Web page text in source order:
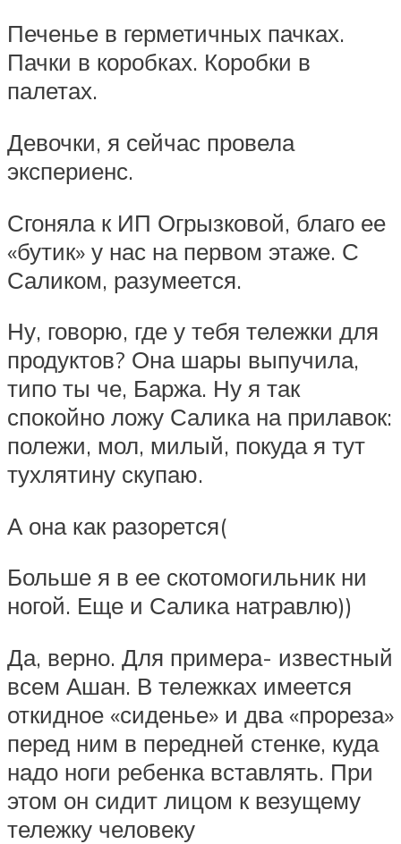
Печенье в герметичных пачках.
Пачки в коробках. Коробки в
палетах.
Девочки, я сейчас провела
экспериенс.
Сгоняла к ИП Огрызковой, благо ее
«бутик» у нас на первом этаже. С
Саликом, разумеется.
Ну, говорю, где у тебя тележки для
продуктов? Она шары выпучила,
типо ты че, Баржа. Ну я так
спокойно ложу Салика на прилавок:
полежи, мол, милый, покуда я тут
тухлятину скупаю.
А она как разорется(
Больше я в ее скотомогильник ни
ногой. Еще и Салика натравлю))
Да, верно. Для примера- известный
всем Ашан. В тележках имеется
откидное «сиденье» и два «прореза»
перед ним в передней стенке, куда
надо ноги ребенка вставлять. При
этом он сидит лицом к везущему
тележку человеку